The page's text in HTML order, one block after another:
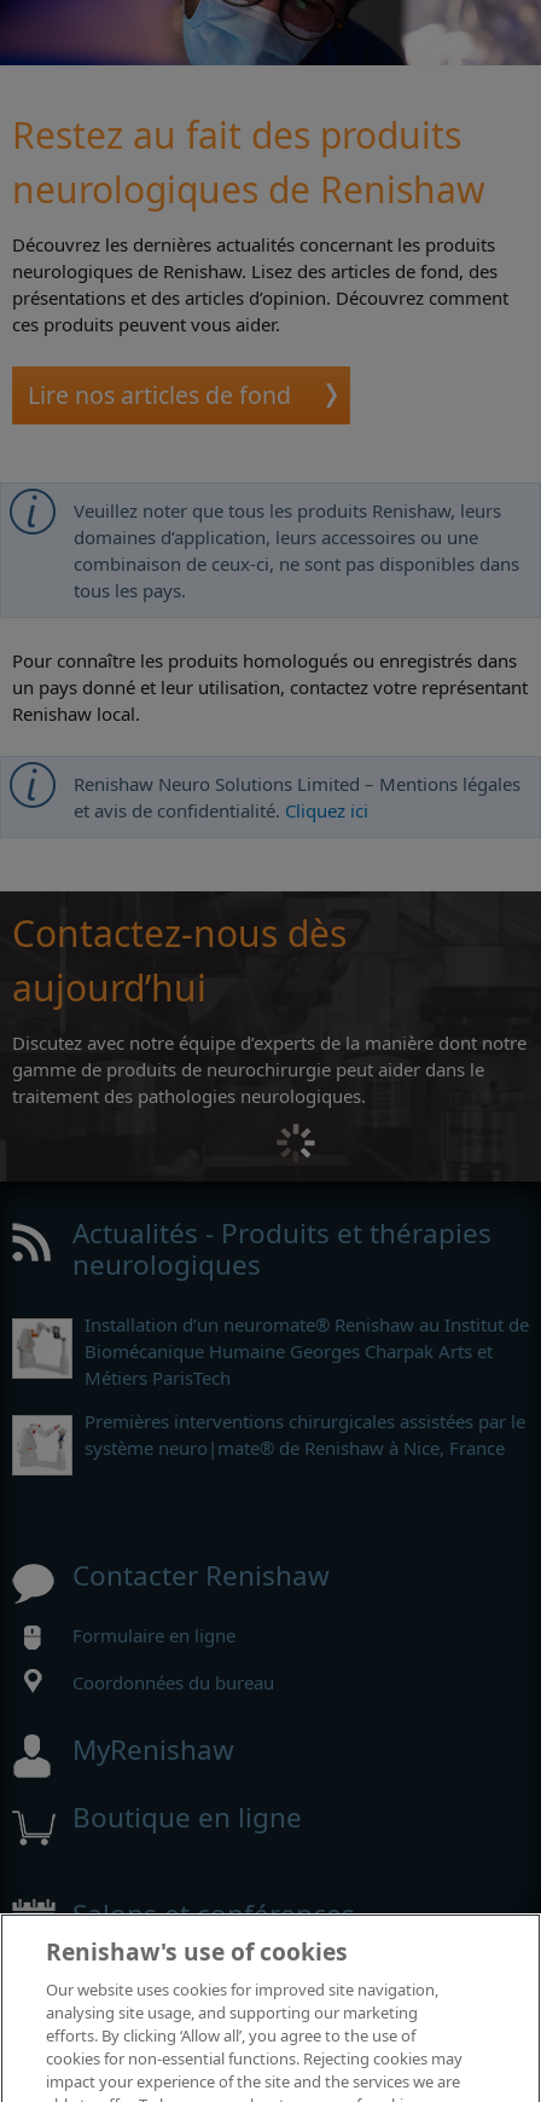
Restez au fait des produits
neurologiques de Renishaw
Découvrez les dernières actualités concernant les produits
neurologiques de Renishaw. Lisez des articles de fond, des
présentations et des articles d’opinion. Découvrez comment
ces produits peuvent vous aider.
Lire nos articles de fond
Veuillez noter que tous les produits Renishaw, leurs
domaines d’application, leurs accessoires ou une
combinaison de ceux-ci, ne sont pas disponibles dans
tous les pays.
Pour connaître les produits homologués ou enregistrés dans
un pays donné et leur utilisation, contactez votre représentant
Renishaw local.
Renishaw Neuro Solutions Limited – Mentions légales
et avis de confidentialité. Cliquez ici
Contactez-nous dès
aujourd’hui
Discutez avec notre équipe d’experts de la manière dont notre
gamme de produits de neurochirurgie peut aider dans le
traitement des pathologies neurologiques.
Actualités - Produits et thérapies
neurologiques
Installation d’un neuromate® Renishaw au Institut de
Biomécanique Humaine Georges Charpak Arts et
Métiers ParisTech
Premières interventions chirurgicales assistées par le
système neuro|mate® de Renishaw à Nice, France
Contacter Renishaw
Formulaire en ligne
Coordonnées du bureau
MyRenishaw
Boutique en ligne
Salons et conférences
Renishaw's use of cookies
Our website uses cookies for improved site navigation,
analysing site usage, and supporting our marketing
efforts. By clicking ‘Allow all’, you agree to the use of
cookies for non-essential functions. Rejecting cookies may
impact your experience of the site and the services we are